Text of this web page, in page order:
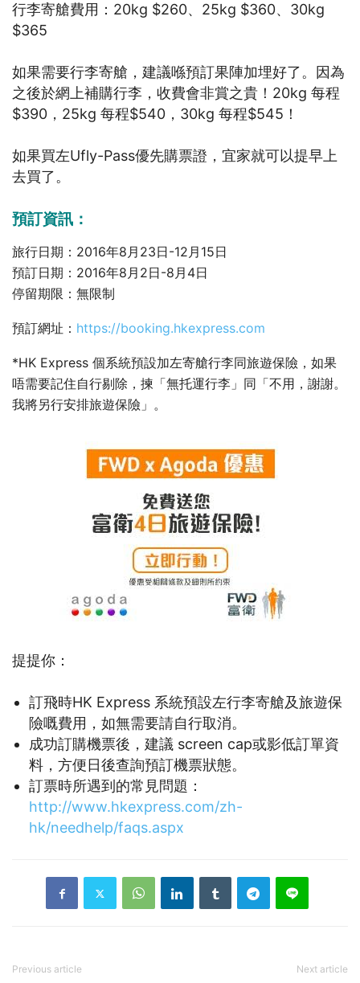
行李寄艙費用：20kg $260、25kg $360、30kg
$365
如果需要行李寄艙，建議喺預訂果陣加埋好了。因為
之後於網上補購行李，收費會非賞之貴！20kg 每程
$390，25kg 每程$540，30kg 每程$545！
如果買左Ufly-Pass優先購票證，宜家就可以提早上
去買了。
預訂資訊：
旅行日期：2016年8月23日-12月15日
預訂日期：2016年8月2日-8月4日
停留期限：無限制
預訂網址： https://booking.hkexpress.com
*HK Express 個系統預設加左寄艙行李同旅遊保險，如果
唔需要記住自行剔除，揀「無托運行李」同「不用，謝謝。
我將另行安排旅遊保險」。
提提你：
訂飛時HK Express 系統預設左行李寄艙及旅遊保
險嘅費用，如無需要請自行取消。
成功訂購機票後，建議 screen cap或影低訂單資
料，方便日後查詢預訂機票狀態。
訂票時所遇到的常見問題：
http://www.hkexpress.com/zh-
hk/needhelp/faqs.aspx
Previous article Next article